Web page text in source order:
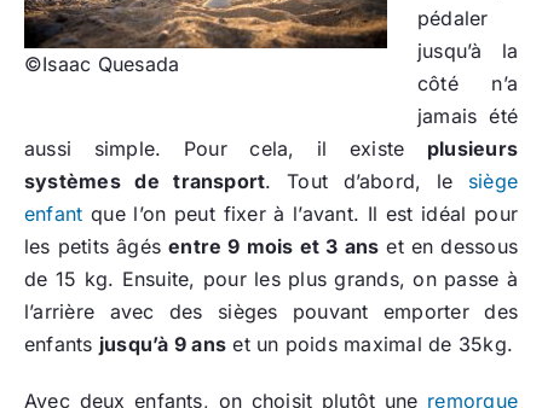
©Isaac Quesada
pédaler
jusqu’à la
côté n’a
jamais été
aussi simple. Pour cela, il existe plusieurs
systèmes de transport. Tout d’abord, le siège
enfant que l’on peut fixer à l’avant. Il est idéal pour
les petits âgésentre 9 mois et 3 ans et en dessous
de 15 kg. Ensuite, pour les plus grands, on passe à
l’arrière avec des sièges pouvant emporter des
enfants jusqu’à 9 ans et un poids maximal de 35kg.
Avec deux enfants, on choisit plutôt une remorque